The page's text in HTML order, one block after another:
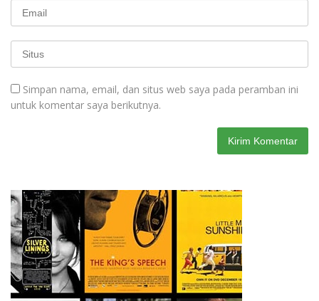
Simpan nama, email, dan situs web saya pada peramban ini
untuk komentar saya berikutnya.